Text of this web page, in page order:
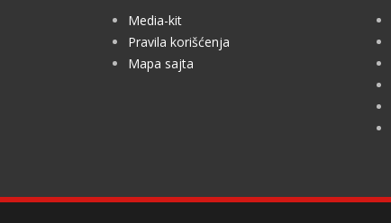
Media-kit
Pravila korišćenja
Mapa sajta